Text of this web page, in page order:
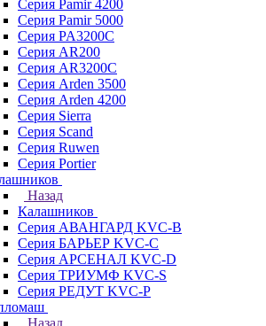
Серия Pamir 4200
Серия Pamir 5000
Серия PA3200C
Серия AR200
Серия AR3200C
Серия Arden 3500
Серия Arden 4200
Серия Sierra
Серия Scand
Серия Ruwen
Серия Portier
Назад
Калашников
Серия АВАНГАРД KVC-B
Серия БАРЬЕР KVC-C
Серия АРСЕНАЛ KVC-D
Серия ТРИУМФ KVC-S
Серия РЕДУТ KVC-P
Назад